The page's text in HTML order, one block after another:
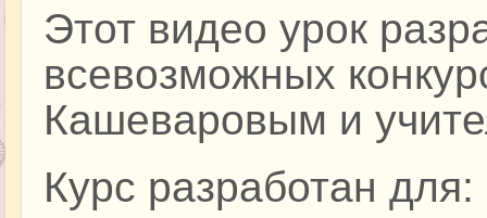
Этот видео урок
всевозможных
Кашеваровым и
Курс разработан для: